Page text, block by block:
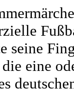
seine
eine